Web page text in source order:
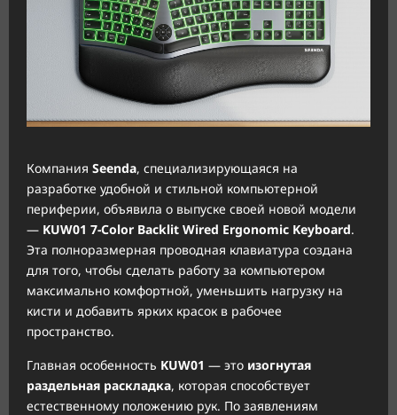
Компания Seenda, специализирующаяся на
разработке удобной и стильной компьютерной
периферии, объявила о выпуске своей новой модели
— KUW01 7-Color Backlit Wired Ergonomic Keyboard.
Эта полноразмерная проводная клавиатура создана
для того, чтобы сделать работу за компьютером
максимально комфортной, уменьшить нагрузку на
кисти и добавить ярких красок в рабочее
пространство.
Главная особенность KUW01 — это изогнутая
раздельная раскладка, которая способствует
естественному положению рук. По заявлениям